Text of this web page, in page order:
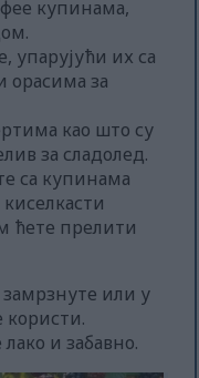
купинама,
упарујући их са
орасима за
као што су
за сладолед.
са купинама
ћете прелити
или у
користи.
и забавно.